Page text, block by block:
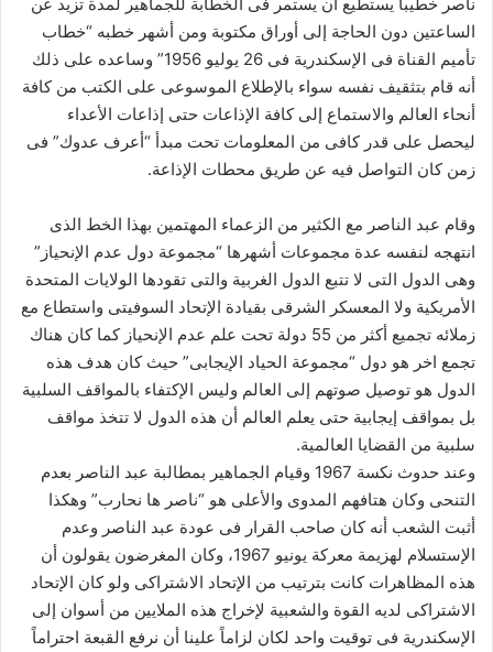
الساعتين دون الحاجة إلى أوراق مكتوبة ومن أشهر خطبه “خطاب
تأميم القناة فى الإسكندرية فى 26 يوليو 1956” وساعده على ذلك
أنه قام بتثقيف نفسه سواء بالإطلاع الموسوعى على الكتب من كافة
أنحاء العالم والاستماع إلى كافة الإذاعات حتى إذاعات الأعداء
ليحصل على قدر كافى من المعلومات تحت مبدأ “أعرف عدوك” فى
زمن كان التواصل فيه عن طريق محطات الإذاعة.
وقام عبد الناصر مع الكثير من الزعماء المهتمين بهذا الخط الذى
انتهجه لنفسه عدة مجموعات أشهرها “مجموعة دول عدم الإنحياز”
وهى الدول التى لا تتبع الدول الغربية والتى تقودها الولايات المتحدة
الأمريكية ولا المعسكر الشرقى بقيادة الإتحاد السوفيتى واستطاع مع
زملائه تجميع أكثر من 55 دولة تحت علم عدم الإنحياز كما كان هناك
تجمع اخر هو دول “مجموعة الحياد الإيجابى” حيث كان هدف هذه
الدول هو توصيل صوتهم إلى العالم وليس الإكتفاء بالمواقف السلبية
بل بمواقف إيجابية حتى يعلم العالم أن هذه الدول لا تتخذ مواقف
سلبية من القضايا العالمية.
وعند حدوث نكسة 1967 وقيام الجماهير بمطالبة عبد الناصر بعدم
التنحى وكان هتافهم المدوى والأعلى هو “ناصر ها نحارب” وهكذا
أثبت الشعب أنه كان صاحب القرار فى عودة عبد الناصر وعدم
الإستسلام لهزيمة معركة يونيو 1967، وكان المغرضون يقولون أن
هذه المظاهرات كانت بترتيب من الإتحاد الاشتراكى ولو كان الإتحاد
الاشتراكى لديه القوة والشعبية لإخراج هذه الملايين من أسوان إلى
الإسكندرية فى توقيت واحد لكان لزاماً علينا أن نرفع القبعة احتراماً